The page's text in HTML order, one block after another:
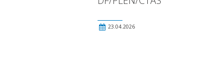
23.04.2026